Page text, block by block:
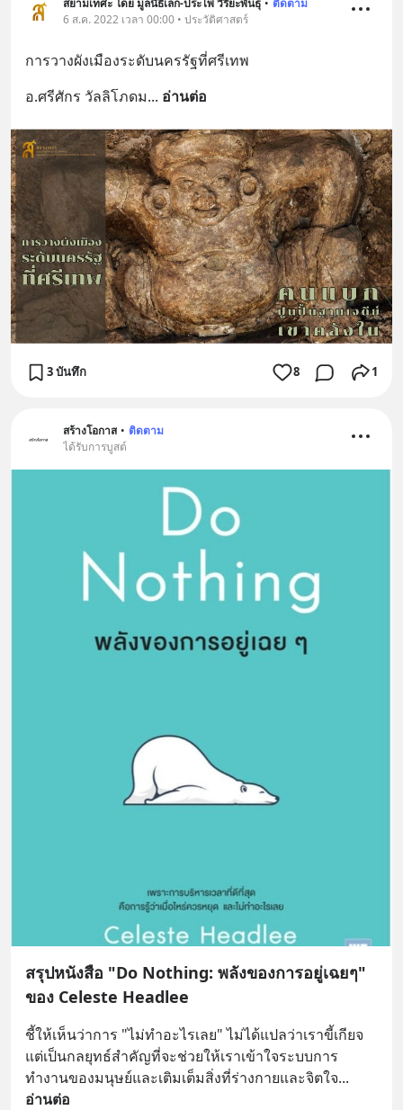
สยามเทศะ โดย มูลนิธิเล็ก-ประไพ วิริยะพันธุ์ • ติดตาม
6 ส.ค. 2022 เวลา 00:00 • ประวัติศาสตร์
การวางผังเมืองระดับนครรัฐที่ศรีเทพ
อ.ศรีศักร วัลลิโภดม... อ่านต่อ
3 บันทึก 8 1
สร้างโอกาส • ติดตาม
ได้รับการบูสต์
สรุปหนังสือ "Do Nothing: พลังของการอยู่เฉยๆ"
ของ Celeste Headlee
ชี้ให้เห็นว่าการ "ไม่ทำอะไรเลย" ไม่ได้แปลว่าเราขี้เกียจ
แต่เป็นกลยุทธ์สำคัญที่จะช่วยให้เราเข้าใจระบบการ
ทำงานของมนุษย์และเติมเต็มสิ่งที่ร่างกายและจิตใจ
อ่านต่อ